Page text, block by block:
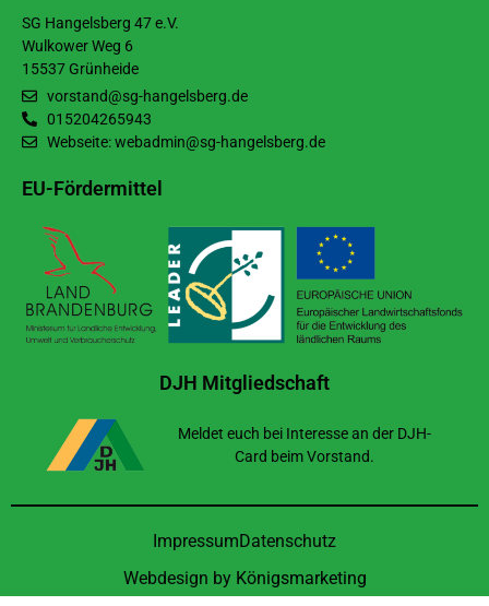
SG Hangelsberg 47 e.V.
Wulkower Weg 6
15537 Grünheide
vorstand@sg-hangelsberg.de
015204265943
Webseite: webadmin@sg-hangelsberg.de
EU-Fördermittel
DJH Mitgliedschaft
Meldet euch bei Interesse an der DJH-
Card beim Vorstand.
ImpressumDatenschutz
Webdesign by Königsmarketing